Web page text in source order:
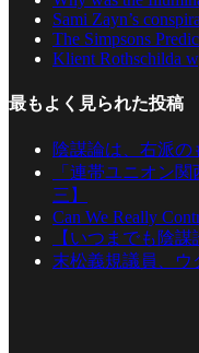
Sami Zayn’s
The Simpsons
Klient Rothschilda
最もよく見られた投稿
陰謀論は、右派
「連帯ユニオン
三】
Can We Really
【いつまでも陰
末松義規議員、